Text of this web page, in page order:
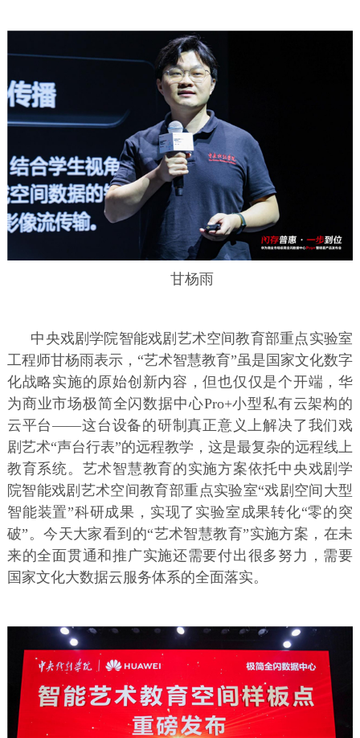
甘杨雨
中央戏剧学院智能戏剧艺术空间教育部重点实验室
工程师甘杨雨表示，“艺术智慧教育”虽是国家文化数字
化战略实施的原始创新内容，但也仅仅是个开端，华
为商业市场极简全闪数据中心Pro+小型私有云架构的
云平台——这台设备的研制真正意义上解决了我们戏
剧艺术“声台行表”的远程教学，这是最复杂的远程线上
教育系统。艺术智慧教育的实施方案依托中央戏剧学
院智能戏剧艺术空间教育部重点实验室“戏剧空间大型
智能装置”科研成果，实现了实验室成果转化“零的突
破”。今天大家看到的“艺术智慧教育”实施方案，在未
来的全面贯通和推广实施还需要付出很多努力，需要
国家文化大数据云服务体系的全面落实。